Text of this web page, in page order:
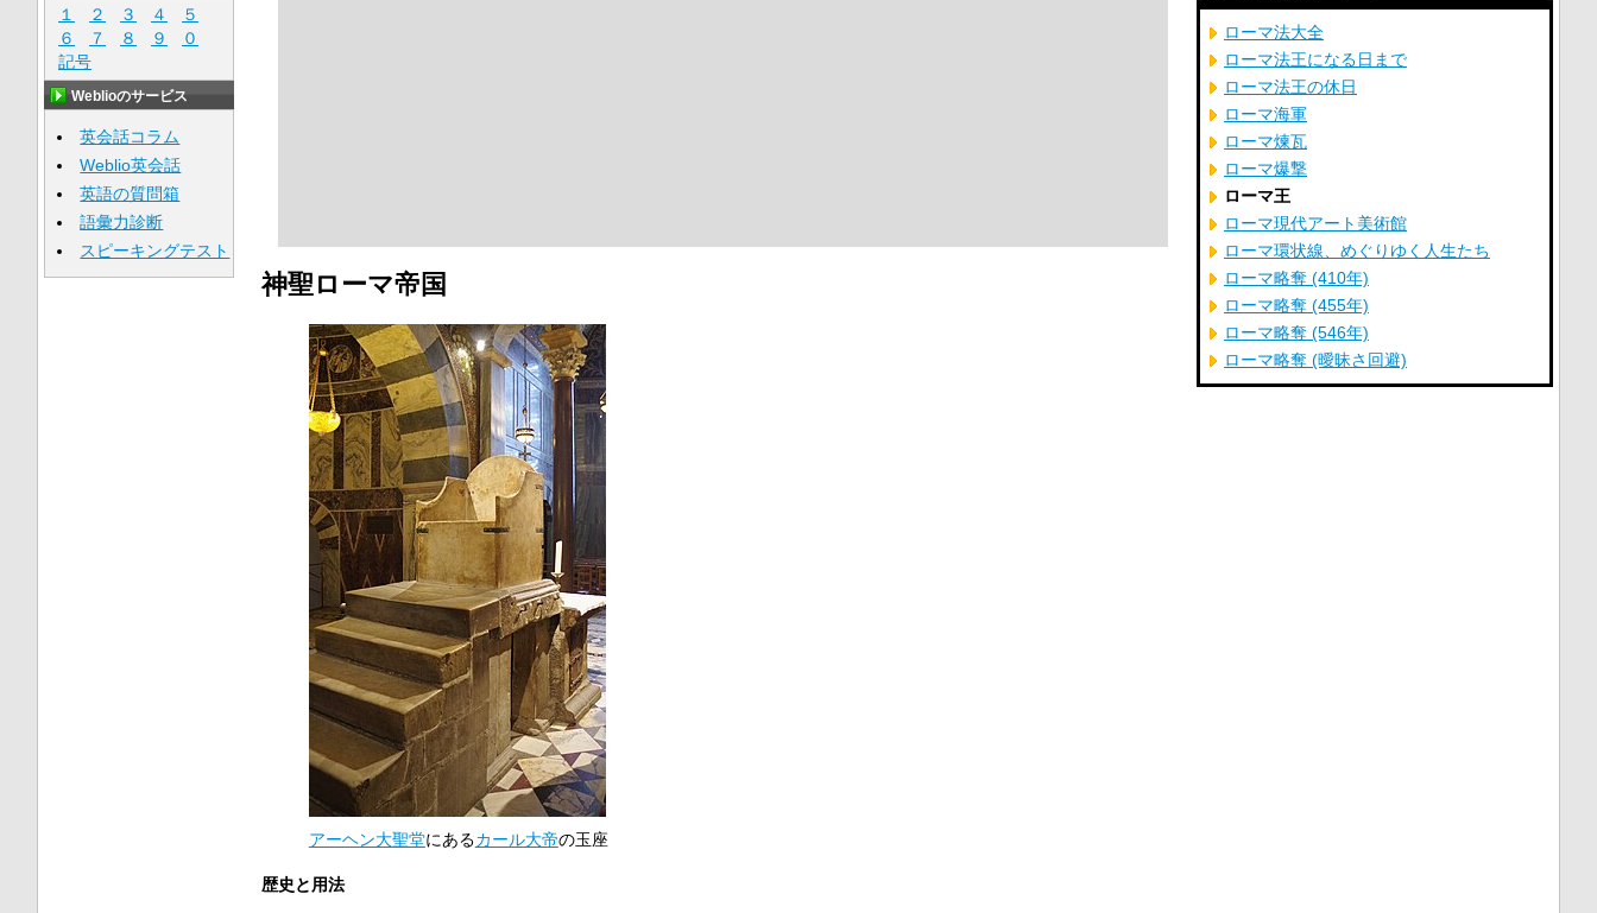
神聖ローマ帝国
アーヘン大聖堂にあるカール大帝の玉座
歴史と用法
１ ２ ３ ４
５
６
７ ８ ９
０
記号
Weblioのサービス
英会話コラム
Weblio英会話
英語の質問箱
語彙力診断
スピーキングテスト
ローマ法大全
ローマ法王になる日まで
ローマ法王の休日
ローマ海軍
ローマ煉瓦
ローマ爆撃
ローマ王
ローマ現代アート美術館
ローマ環状線、めぐりゆく人生たち
ローマ略奪 (410年)
ローマ略奪 (455年)
ローマ略奪 (546年)
ローマ略奪 (曖昧さ回避)